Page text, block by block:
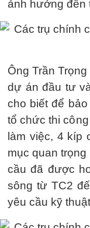
ảnh hưởng đến
Ông Trần
dự án đầu tư
cho biết để
tổ chức thi
làm việc, 4 kíp
mục quan
cầu đã được
sông từ TC2
yêu cầu kỹ